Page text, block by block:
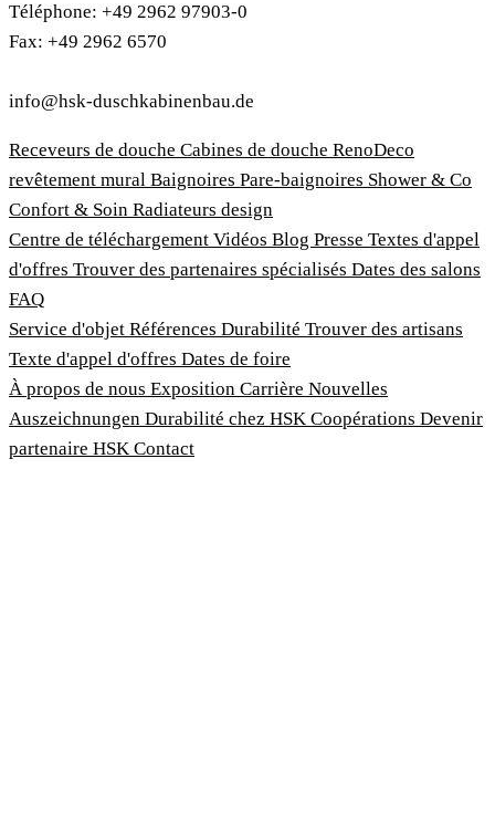
Téléphone: +49 2962 97903-0
Fax: +49 2962 6570
info@hsk-duschkabinenbau.de
Receveurs de douche Cabines de douche RenoDeco
revêtement mural Baignoires Pare-baignoires Shower & Co
Confort & Soin Radiateurs design
Centre de téléchargement Vidéos Blog Presse Textes d'appel
d'offres Trouver des partenaires spécialisés Dates des salons
FAQ
Service d'objet Références Durabilité Trouver des artisans
Texte d'appel d'offres Dates de foire
À propos de nous Exposition Carrière Nouvelles
Auszeichnungen Durabilité chez HSK Coopérations Devenir
partenaire HSK Contact